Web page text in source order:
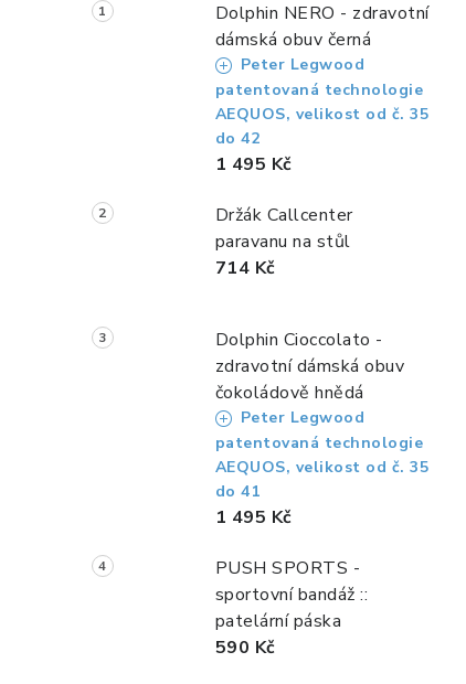
n
Dolphin NERO - zdravotní
dámská obuv černá
Peter Legwood
patentovaná technologie
AEQUOS, velikost od č. 35
do 42
1 495 Kč
Držák Callcenter
paravanu na stůl
714 Kč
Dolphin Cioccolato -
zdravotní dámská obuv
čokoládově hnědá
Peter Legwood
patentovaná technologie
AEQUOS, velikost od č. 35
do 41
1 495 Kč
PUSH SPORTS -
sportovní bandáž ::
patelární páska
590 Kč